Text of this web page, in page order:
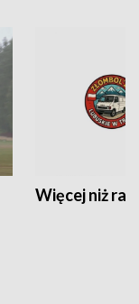
Więcej niż rajd